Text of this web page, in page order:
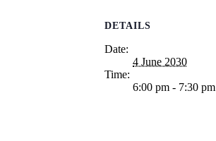
DETAILS
Date:
4 June 2030
Time:
6:00 pm - 7:30 pm